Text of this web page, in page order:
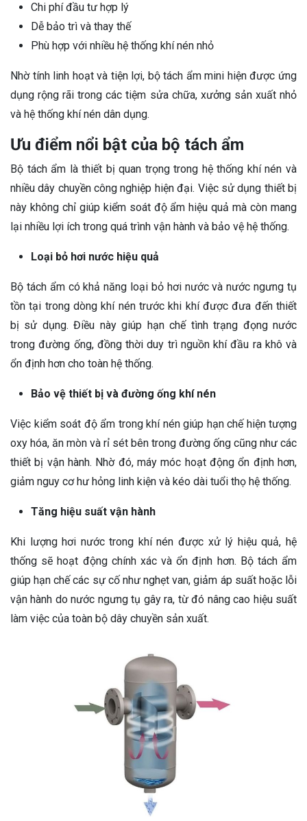
Chi phí đầu tư hợp lý
Dễ bảo trì và thay thế
Phù hợp với nhiều hệ thống khí nén nhỏ
Nhờ tính linh hoạt và tiện lợi, bộ tách ẩm mini hiện được ứng
dụng rộng rãi trong các tiệm sửa chữa, xưởng sản xuất nhỏ
và hệ thống khí nén dân dụng.
Ưu điểm nổi bật của bộ tách ẩm
Bộ tách ẩm là thiết bị quan trọng trong hệ thống khí nén và
nhiều dây chuyền công nghiệp hiện đại. Việc sử dụng thiết bị
này không chỉ giúp kiểm soát độ ẩm hiệu quả mà còn mang
lại nhiều lợi ích trong quá trình vận hành và bảo vệ hệ thống.
Loại bỏ hơi nước hiệu quả
Bộ tách ẩm có khả năng loại bỏ hơi nước và nước ngưng tụ
tồn tại trong dòng khí nén trước khi khí được đưa đến thiết
bị sử dụng. Điều này giúp hạn chế tình trạng đọng nước
trong đường ống, đồng thời duy trì nguồn khí đầu ra khô và
ổn định hơn cho toàn hệ thống.
Bảo vệ thiết bị và đường ống khí nén
Việc kiểm soát độ ẩm trong khí nén giúp hạn chế hiện tượng
oxy hóa, ăn mòn và rỉ sét bên trong đường ống cũng như các
thiết bị vận hành. Nhờ đó, máy móc hoạt động ổn định hơn,
giảm nguy cơ hư hỏng linh kiện và kéo dài tuổi thọ hệ thống.
Tăng hiệu suất vận hành
Khi lượng hơi nước trong khí nén được xử lý hiệu quả, hệ
thống sẽ hoạt động chính xác và ổn định hơn. Bộ tách ẩm
giúp hạn chế các sự cố như nghẹt van, giảm áp suất hoặc lỗi
vận hành do nước ngưng tụ gây ra, từ đó nâng cao hiệu suất
làm việc của toàn bộ dây chuyền sản xuất.